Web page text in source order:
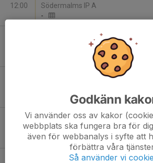
12:00
Södermalms IP A
-
Angereds IS - Skövde KIK
Tibro Sportparken A
Husqvarna FF - Skövde KIK
Lör 27
12:00
Skövde KIK - Mallbackens IF
Lillegården A (Hemfrid)
-
Skövde KIK - Gamla Upsala SK
Godkänn
Vi använder oss av kakor
webbplats ska fungera bra för
även för webbanalys i syfte att
förbättra våra
Så använder vi